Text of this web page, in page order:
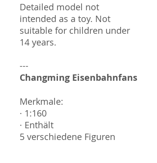
Detailed model not
intended as a toy. Not
suitable for children under
14 years.
---
Changming Eisenbahnfans
Merkmale:
· 1:160
· Enthält
5 verschiedene Figuren